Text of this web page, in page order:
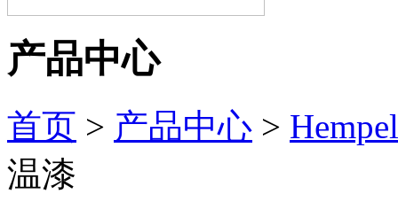
产品中心
首页 > 产品中心 >
温漆